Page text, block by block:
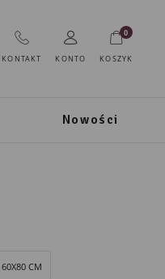
KONTAKT KONTO KOSZYK
0
Nowości
60X80 CM